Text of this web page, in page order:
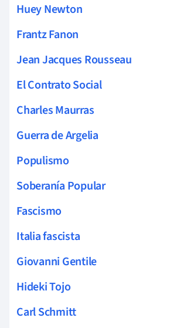
Huey Newton
Frantz Fanon
Jean Jacques Rousseau
El Contrato Social
Charles Maurras
Guerra de Argelia
Populismo
Soberanía Popular
Fascismo
Italia fascista
Giovanni Gentile
Hideki Tojo
Carl Schmitt